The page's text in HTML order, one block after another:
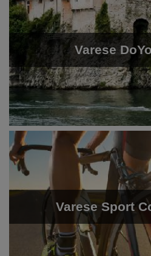
Varese
Varese Sport